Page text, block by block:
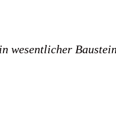
wesentlicher